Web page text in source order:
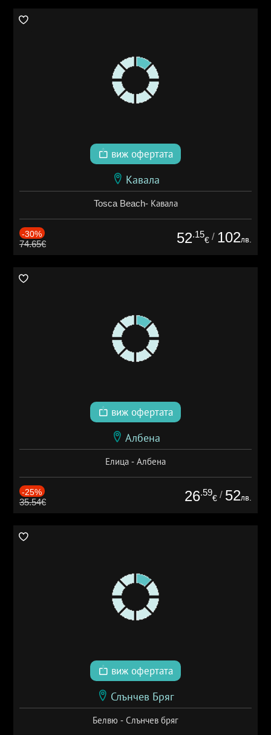
виж офертата
Кавала
Tosca Beach- Кавала
-30%
74.65€ 52.15
€ / 102лв.
виж офертата
Албена
Елица - Албена
-25%
35.54€ 26.59
€ / 52лв.
виж офертата
Слънчев Бряг
Белвю - Слънчев бряг